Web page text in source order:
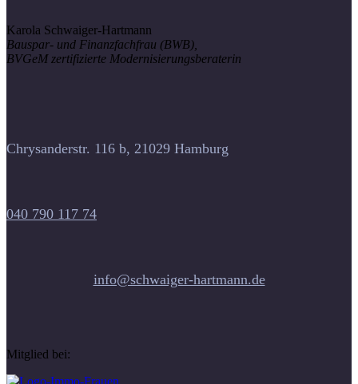
Karola Schwaiger-Hartmann
Bauspar- und Finanzfachfrau (BWB),
BVGeM zertifizierte Modernisierungsberaterin
Chrysanderstr. 116 b, 21029 Hamburg
040 790 117 74
info@schwaiger-hartmann.de
Mitglied bei: